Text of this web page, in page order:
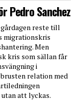
Pedro Sanchez
reste till
migrationskris
Men
kris som sällan får
i
relation med
att lyckas.